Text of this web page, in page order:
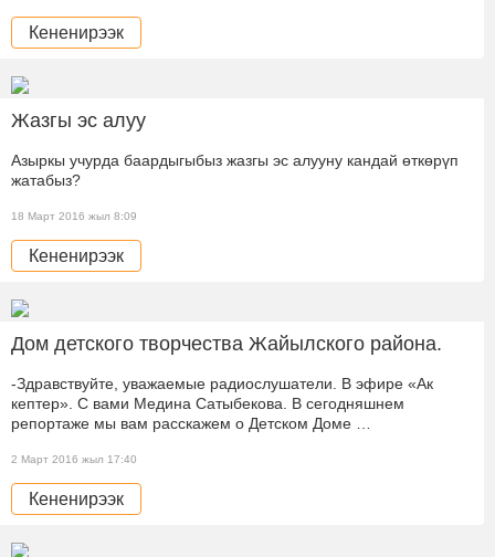
Кененирээк
Жазгы эс алуу
Азыркы учурда баардыгыбыз жазгы эс алууну кандай өткөрүп
жатабыз?
18 Март 2016 жыл 8:09
Кененирээк
Дом детского творчества Жайылского района.
-Здравствуйте, уважаемые радиослушатели. В эфире «Ак
кептер». С вами Медина Сатыбекова. В сегодняшнем
репортаже мы вам расскажем о Детском Доме …
2 Март 2016 жыл 17:40
Кененирээк